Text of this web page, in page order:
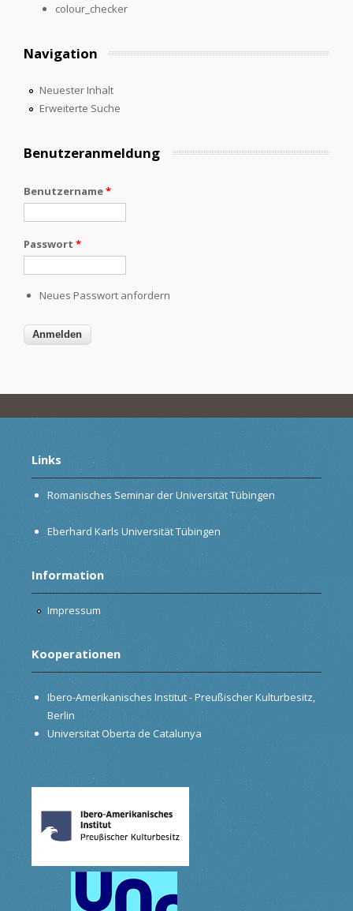
colour_checker
Navigation
Neuester Inhalt
Erweiterte Suche
Benutzeranmeldung
Benutzername*
Passwort *
Neues Passwort anfordern
Links
Romanisches Seminar der Universität Tübingen
Eberhard Karls Universität Tübingen
Information
Impressum
Kooperationen
Ibero-Amerikanisches Institut - Preußischer Kulturbesitz,
Berlin
Universitat Oberta de Catalunya